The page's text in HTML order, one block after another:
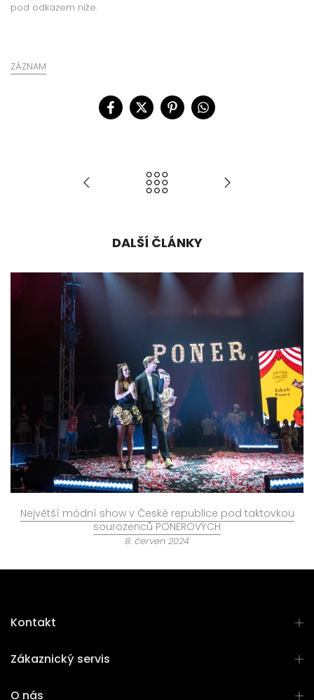
pod odkazem níže.
ZÁZNAM
DALŠÍ ČLÁNKY
Největší módní show v České republice pod taktovkou
sourozenců PONEROVÝCH
8. červen 2024
Kontakt
Zákaznický servis
O nás